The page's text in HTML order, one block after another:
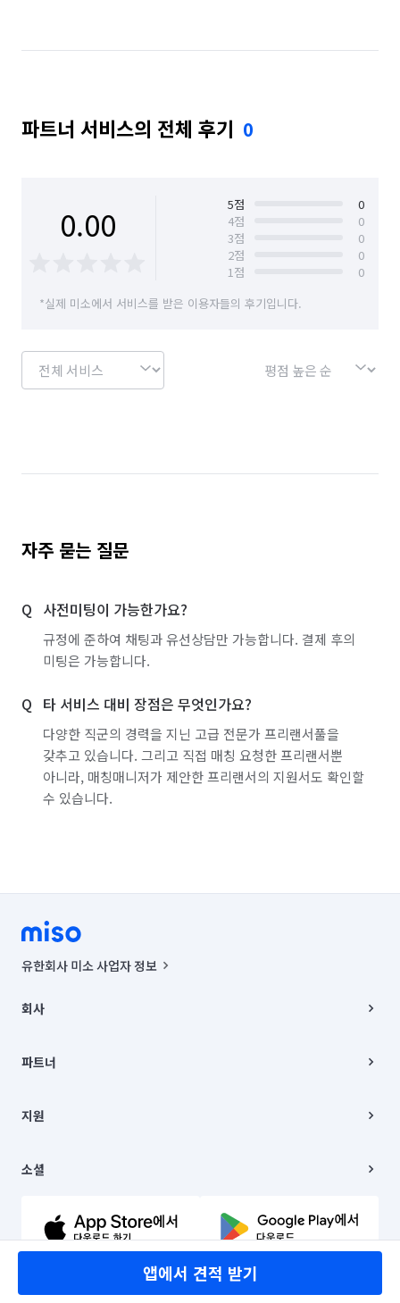
파트너 서비스의 전체 후기 0
0.00 5점
0
4점
0
3점
0
2점
0
1점
0
*실제 미소에서 서비스를 받은 이용자들의 후기입니다.
자주 묻는 질문
사전미팅이 가능한가요?
규정에 준하여 채팅과 유선상담만 가능합니다. 결제 후의
미팅은 가능합니다.
타 서비스 대비 장점은 무엇인가요?
다양한 직군의 경력을 지닌 고급 전문가 프리랜서풀을
갖추고 있습니다. 그리고 직접 매칭 요청한 프리랜서뿐
아니라, 매칭매니저가 제안한 프리랜서의 지원서도 확인할
수 있습니다.
앱에서 견적 받기
유한회사 미소 사업자 정보
00019 |
주소 | 본사: 서울특별시 종로구 율곡로 6(중학동, 트윈트리빌딩) B동 5층
컨택센터 : 서울특별시 종로구 수송동 율곡로 24, 7층, 8층 미소
상품, 상품정보, 거래에 관한 의무와 책임은 거래당사자에게 있습니다.
언론 보도 관련 문의:
© 유한회사 미소. Miso, Inc. All Rights Reserved.
회사
채용
파트너
이사
지원
이용약관
문의하기
소셜
유튜브